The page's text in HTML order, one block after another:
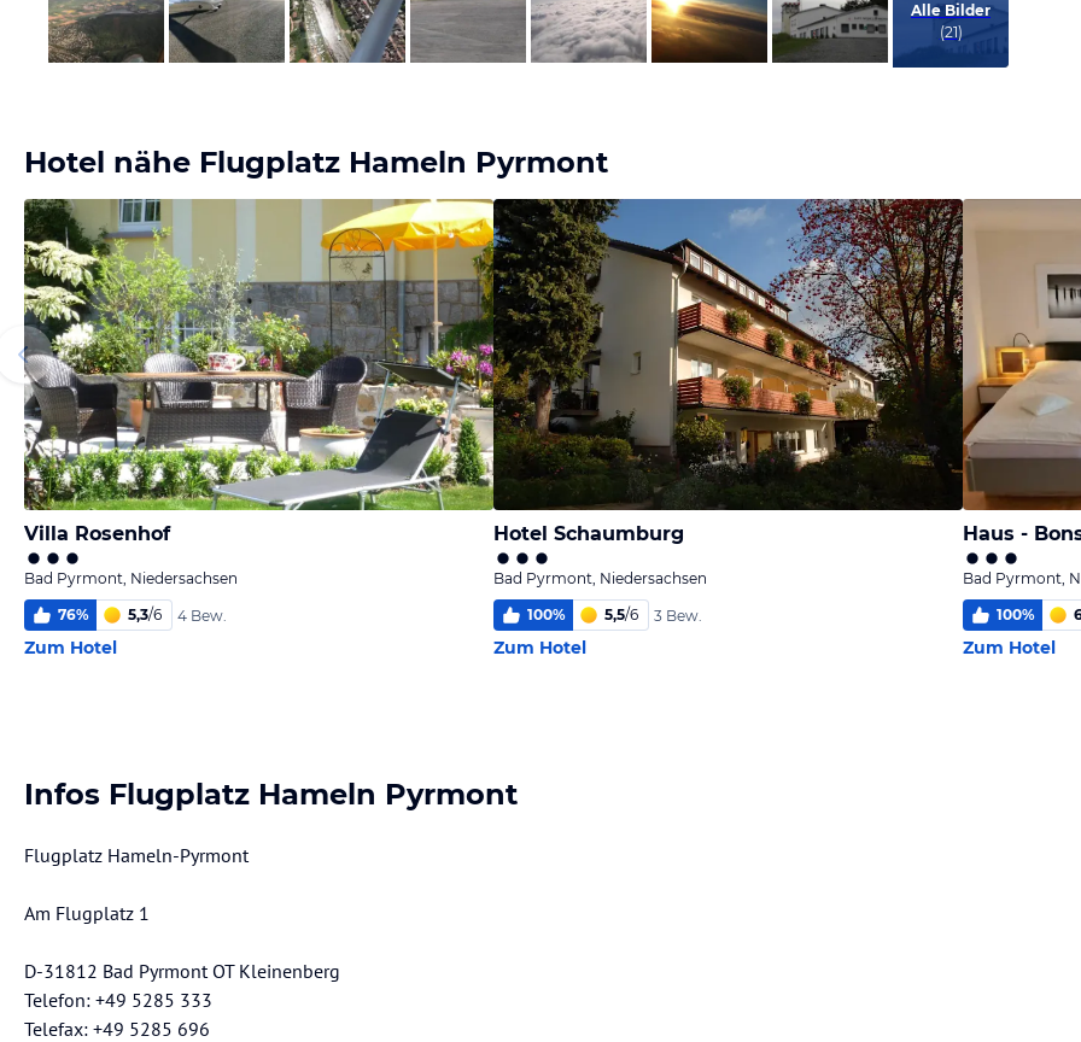
von Sebastian von Sebastian
Alle Bilder
(21)
Hotel nähe Flugplatz Hameln Pyrmont
Villa Rosenhof
Bad Pyrmont, Niedersachsen
76% 5,3/6 4 Bew.
Zum Hotel
Hotel Schaumburg
Bad Pyrmont, Niedersachsen
100% 5,5/6 3 Bew.
Zum Hotel
Haus -
Bad Pyrmont,
100%
Zum Hotel
Infos Flugplatz Hameln Pyrmont
Flugplatz Hameln-Pyrmont
Am Flugplatz 1
D-31812 Bad Pyrmont OT Kleinenberg
Telefon: +49 5285 333
Telefax: +49 5285 696